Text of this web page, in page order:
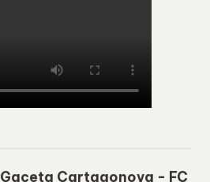
Gaceta Cartagonova - FC